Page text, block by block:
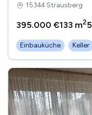
15344 Strausberg
395.000 €133 m25
Einbauküche Keller